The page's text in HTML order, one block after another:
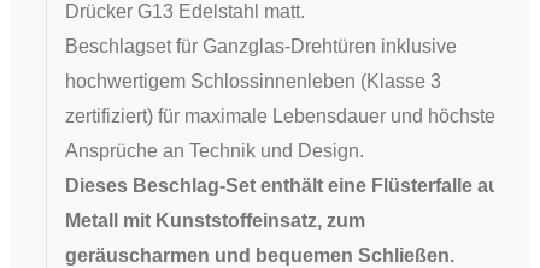
Drücker G13 Edelstahl matt.
Beschlagset für Ganzglas-Drehtüren inklusive
hochwertigem Schlossinnenleben (Klasse 3
zertifiziert) für maximale Lebensdauer und höchste
Ansprüche an Technik und Design.
Dieses Beschlag-Set enthält eine Flüsterfalle aus
Metall mit Kunststoffeinsatz, zum
geräuscharmen und bequemen Schließen.